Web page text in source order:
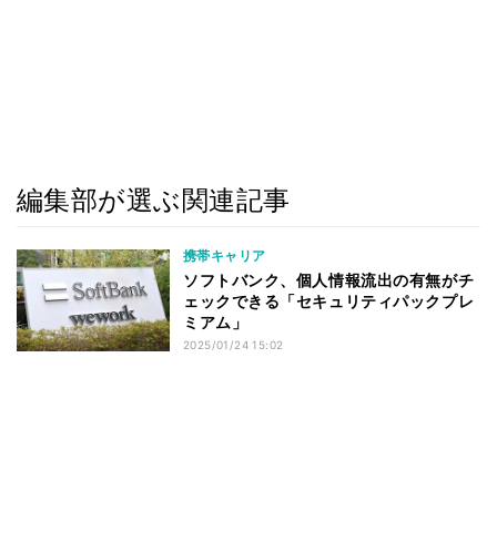
編集部が選ぶ関連記事
携帯キャリア
ソフトバンク、個人情報流出の有無がチ
ェックできる「セキュリティパックプレ
ミアム」
2025/01/24 15:02